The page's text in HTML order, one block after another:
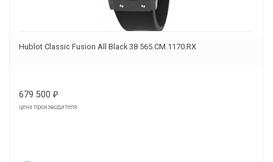
Hublot Classic Fusion All Black 38 565.CM.1170.RX
679 500 ₽
цена производителя